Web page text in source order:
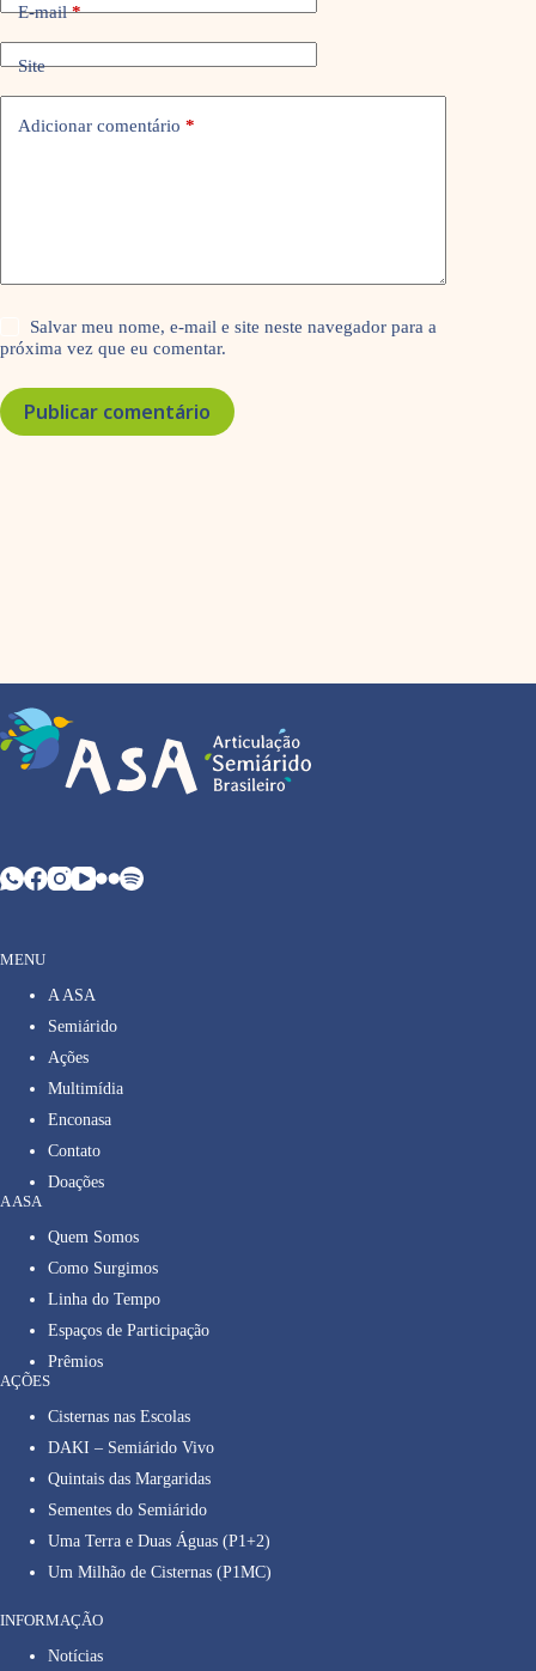
E-mail*
Site
Adicionar comentário *
Salvar meu nome, e-mail e site neste navegador para a
próxima vez que eu comentar.
Publicar comentário
MENU
A ASA
Semiárido
Ações
Multimídia
Enconasa
Contato
Doações
A ASA
Quem Somos
Como Surgimos
Linha do Tempo
Espaços de Participação
Prêmios
AÇÕES
Cisternas nas Escolas
DAKI – Semiárido Vivo
Quintais das Margaridas
Sementes do Semiárido
Uma Terra e Duas Águas (P1+2)
Um Milhão de Cisternas (P1MC)
INFORMAÇÃO
Notícias